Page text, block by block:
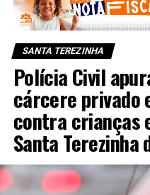
SANTA TEREZINHA
Polícia Civil
cárcere privado
contra crianças
Santa Terezinha